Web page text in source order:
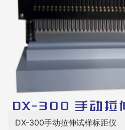
DX-300手动拉伸试样标距仪